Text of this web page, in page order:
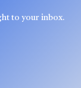
to your inbox.